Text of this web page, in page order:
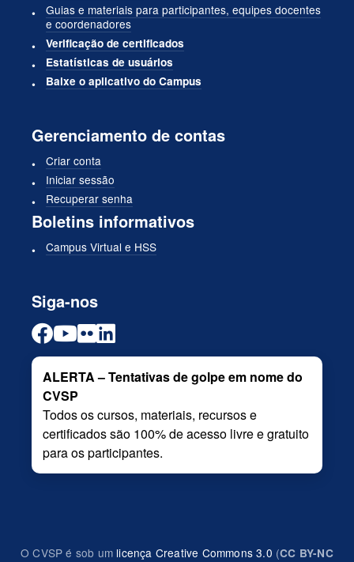
Guias e materiais para participantes, equipes docentes
e coordenadores
Verificação de certificados
Estatísticas de usuários
Baixe o aplicativo do Campus
Gerenciamento de contas
Criar conta
Iniciar sessão
Recuperar senha
Boletins informativos
Campus Virtual e HSS
Siga-nos
ALERTA – Tentativas de golpe em nome do
CVSP
Todos os cursos, materiais, recursos e
certificados são 100% de acesso livre e gratuito
para os participantes.
O CVSP é sob um licença Creative Commons 3.0 (CC BY-NC